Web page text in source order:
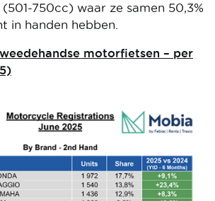
750cc) waar ze samen 50,3%
in handen hebben.
motorfietsen – per